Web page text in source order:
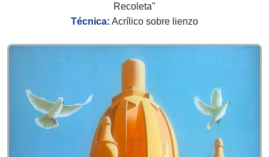
Recoleta"
Técnica: Acrílico sobre lienzo